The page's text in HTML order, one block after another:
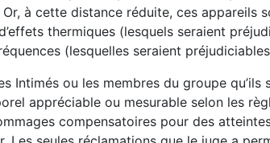
à cette distance réduite, ces appareils
thermiques (lesquels seraient
(lesquelles seraient
Intimés ou les membres du groupe qu’ils
appréciable ou mesurable selon les
compensatoires pour des